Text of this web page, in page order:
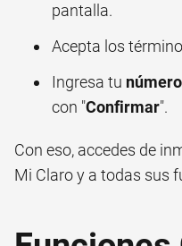
pantalla.
Acepta los
Ingresa tu
con "Confirmar".
Con eso, accedes de
Mi Claro y a todas sus